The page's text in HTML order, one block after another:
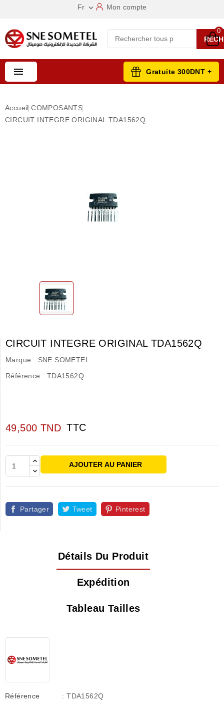
Fr  Mon compte
0
 Gratuite 300DNT +
Accueil COMPOSANTS
CIRCUIT INTEGRE ORIGINAL TDA1562Q
CIRCUIT INTEGRE ORIGINAL TDA1562Q
Marque : SNE SOMETEL
Référence : TDA1562Q
49,500 TND TTC
AJOUTER AU PANIER
Partager Tweet Pinterest
Détails Du Produit
Expédition
Tableau Tailles
Référence : TDA1562Q